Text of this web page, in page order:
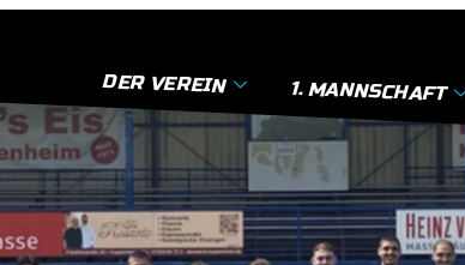
DER VEREIN 1. MANNSCHAFT